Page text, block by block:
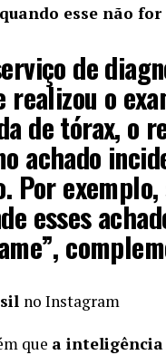
esse não
de
realizou o
de tórax, o
achado
Por
esses
no Instagram
que a